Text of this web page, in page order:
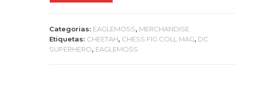
CHESS
FIG
COLL
Categorias: EAGLEMOSS, MERCHANDISE
Etiquetas: CHEETAH, CHESS FIG COLL MAG, DC
SUPERHERO, EAGLEMOSS